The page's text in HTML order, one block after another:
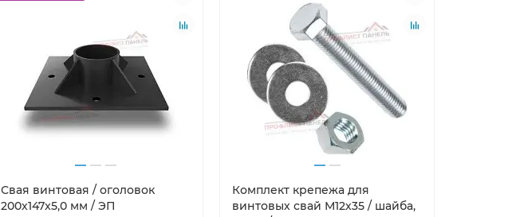
Свая винтовая / оголовок
200x147x5,0 мм / ЭП
Комплект крепежа для
винтовых свай М12х35 / шайба,